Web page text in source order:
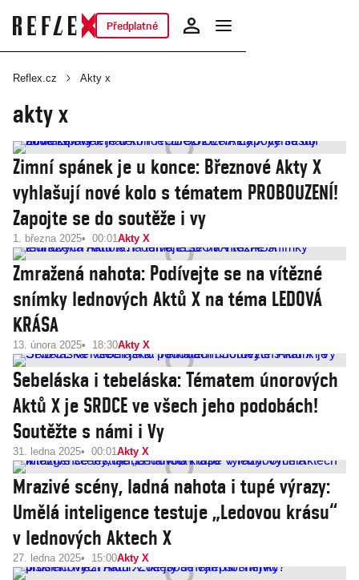
Předplatné
Reflex.cz Akty x
akty x
Zimní spánek je u konce: Březnové Akty X
vyhlašují nové kolo s tématem PROBOUZENÍ!
Zapojte se do soutěže i vy
1. března 2025 00:01Akty X
Zmražená nahota: Podívejte se na vítězné
snímky lednových Aktů X na téma LEDOVÁ
KRÁSA
13. února 2025 18:30Akty X
Sebeláska i tebeláska: Tématem únorových
Aktů X je SRDCE ve všech jeho podobách!
Soutěžte s námi i Vy
31. ledna 2025 00:01Akty X
Mrazivé scény, ladná nahota i tupé výrazy:
Umělá inteligence testuje „Ledovou krásu“
v lednových Aktech X
27. ledna 2025 15:00Akty X